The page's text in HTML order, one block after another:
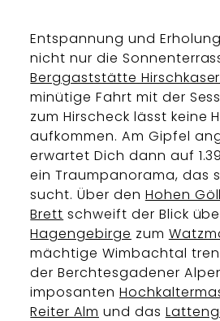
Entspannung und
nicht nur die
Berggaststätte Hirschkaser
minütige Fahrt mit der
zum Hirscheck lässt keine
aufkommen. Am Gipfel
erwartet Dich dann auf
ein Traumpanorama, das
sucht. Über den Hohen
Brett schweift der Blick
Hagengebirge zum
mächtige Wimbachtal
der Berchtesgadener
imposanten
Reiter Alm und das